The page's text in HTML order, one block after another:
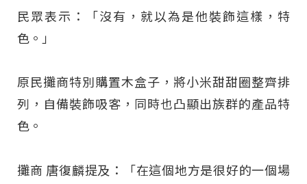
民眾表示：「沒有，就以為是他裝飾這樣，特
色。」
原民攤商特別購置木盒子，將小米甜甜圈整齊排
列，自備裝飾吸客，同時也凸顯出族群的產品特
色。
攤商 唐復麟提及：「在這個地方是很好的一個場